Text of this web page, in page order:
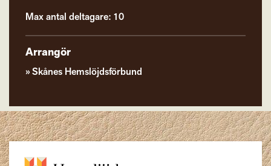
Max antal deltagare: 10
Arrangör
Skånes Hemslöjdsförbund